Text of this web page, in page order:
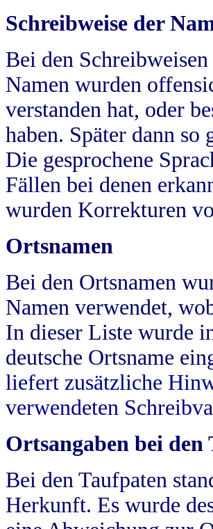
Schreibweise der
Bei den
Namen wurden
verstanden hat, oder
haben. Später dann
Die gesprochene
Fällen bei denen
wurden Korrekturen
Ortsnamen
Bei den Ortsnamen
Namen verwendet,
In dieser Liste wurde
deutsche Ortsname
liefert zusätzliche
verwendeten
Ortsangaben bei den
Bei den Taufpaten
Herkunft. Es wurde